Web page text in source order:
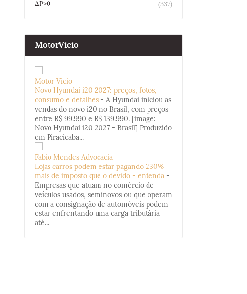
ΔP>0
(337)
MotorVicio
Motor Vício
Novo Hyundai i20 2027: preços, fotos,
consumo e detalhes - A Hyundai iniciou as
vendas do novo i20 no Brasil, com preços
entre R$ 99.990 e R$ 139.990. [image:
Novo Hyundai i20 2027 - Brasil] Produzido
em Piracicaba...
Fabio Mendes Advocacia
Lojas carros podem estar pagando 230%
mais de imposto que o devido - entenda -
Empresas que atuam no comércio de
veículos usados, seminovos ou que operam
com a consignação de automóveis podem
estar enfrentando uma carga tributária
até...